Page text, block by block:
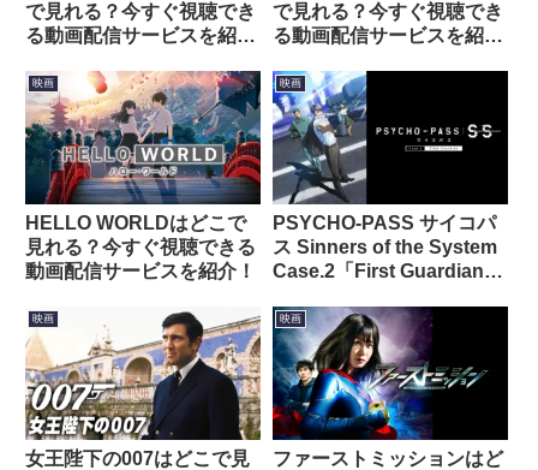
で見れる？今すぐ視聴でき
る動画配信サービスを紹
で見れる？今すぐ視聴でき
る動画配信サービスを紹
映画
HELLO WORLDはどこで
見れる？今すぐ視聴できる
動画配信サービスを紹介！
映画
PSYCHO-PASS サイコパ
ス Sinners of the System
Case.2「First Guardian」
聴できる動画配信サービス
を紹介！
映画
女王陛下の007はどこで見
映画
ファーストミッションはど